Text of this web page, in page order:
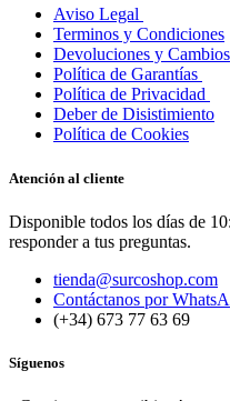
Aviso Legal
Terminos y Condiciones
Devoluciones y Cambios
Política de Garantías
Política de Privacidad
Deber de Disistimiento
Política de Cookies
Atención al cliente
Disponible todos los días de
responder a tus preguntas.
tienda@surcoshop.com
Contáctanos por
(+34) 673 77 63 69
Síguenos